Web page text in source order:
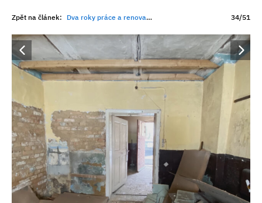
Zpět na článek: Dva roky práce a renovace za 1,4 milionu. Zarostlá ruina nakonec odhalila nečekanou rodinnou historii 34/51